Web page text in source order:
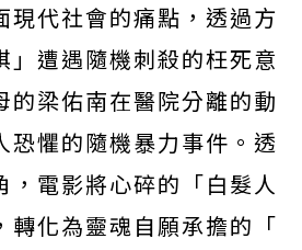
現代社會的痛點，透過方
遭遇隨機刺殺的枉死意
的梁佑南在醫院分離的動
恐懼的隨機暴力事件。透
電影將心碎的「白髮人
轉化為靈魂自願承擔的「